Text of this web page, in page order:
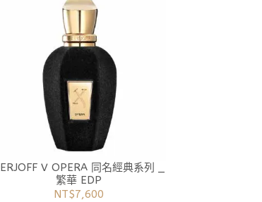
V OPERA 同名經典系列 _
繁華 EDP
NT$7,600